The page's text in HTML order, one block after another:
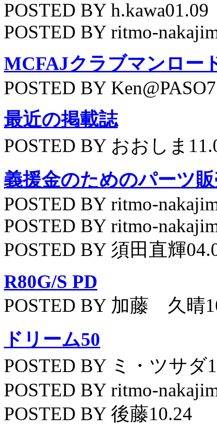
POSTED BY h.kawa01.09
POSTED BY ritmo-
MCFAJクラブマンロー
POSTED BY
最近の掲載誌
POSTED BY おおしま
義援金のためのパーツ
POSTED BY ritmo-
POSTED BY ritmo-
POSTED BY 須田直輝
R80G/S PD
POSTED BY 加藤 久晴
ドリーム50
POSTED BY ミ・ツサダ
POSTED BY ritmo-
POSTED BY 後藤10.24